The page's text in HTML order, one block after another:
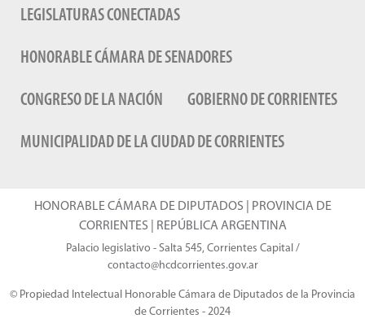
LEGISLATURAS CONECTADAS
HONORABLE CÁMARA DE SENADORES
CONGRESO DE LA NACIÓN GOBIERNO DE CORRIENTES
MUNICIPALIDAD DE LA CIUDAD DE CORRIENTES
HONORABLE CÁMARA DE DIPUTADOS | PROVINCIA DE
CORRIENTES | REPÚBLICA ARGENTINA
Palacio legislativo - Salta 545, Corrientes Capital /
contacto@hcdcorrientes.gov.ar
© Propiedad Intelectual Honorable Cámara de Diputados de la Provincia
de Corrientes - 2024